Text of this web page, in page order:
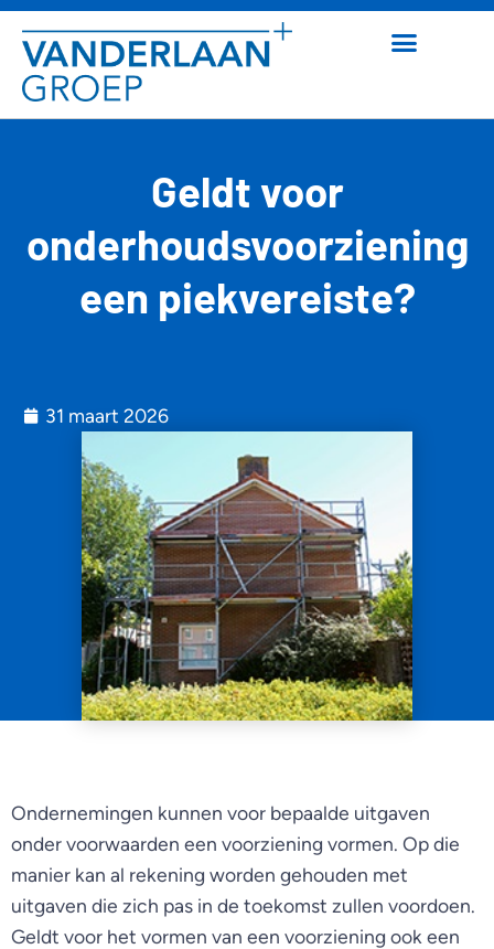
Geldt voor
onderhoudsvoorziening
een piekvereiste?
31 maart 2026
Ondernemingen kunnen voor bepaalde uitgaven
onder voorwaarden een voorziening vormen. Op die
manier kan al rekening worden gehouden met
uitgaven die zich pas in de toekomst zullen voordoen.
Geldt voor het vormen van een voorziening ook een